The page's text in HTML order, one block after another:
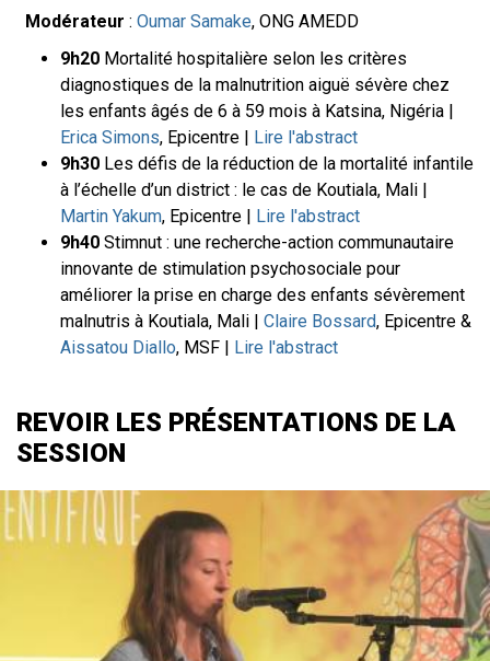
Modérateur : Oumar Samake, ONG AMEDD
9h20 Mortalité hospitalière selon les critères
diagnostiques de la malnutrition aiguë sévère chez
les enfants âgés de 6 à 59 mois à Katsina, Nigéria |
Erica Simons, Epicentre | Lire l'abstract
9h30 Les défis de la réduction de la mortalité infantile
à l’échelle d’un district : le cas de Koutiala, Mali |
Martin Yakum, Epicentre | Lire l'abstract
9h40 Stimnut : une recherche-action communautaire
innovante de stimulation psychosociale pour
améliorer la prise en charge des enfants sévèrement
malnutris à Koutiala, Mali | Claire Bossard, Epicentre &
Aissatou Diallo, MSF | Lire l'abstract
REVOIR LES PRÉSENTATIONS DE LA
SESSION
File